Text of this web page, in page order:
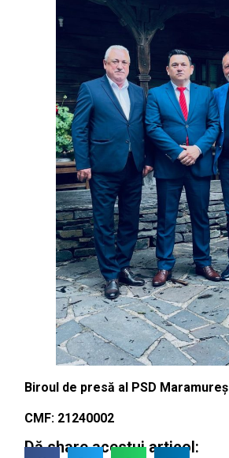
Biroul de presă al PSD Maramureș
CMF: 21240002
Dă share acestui articol: